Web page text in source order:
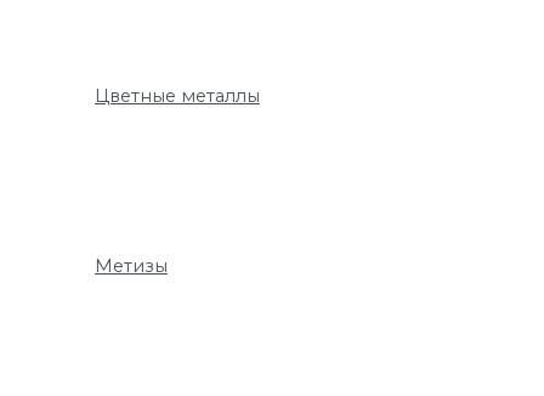
Цветные металлы
Метизы